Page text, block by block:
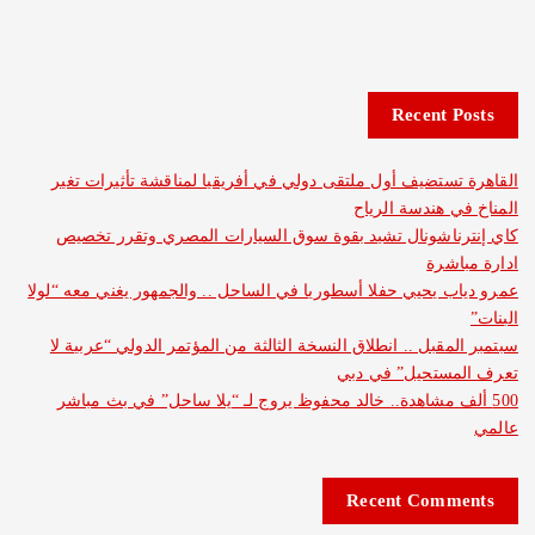
Recent
أول ملتقى دولي في أفريقيا لمناقشة تأثيرات تغير
هندسة الرياح
تشيد بقوة سوق السيارات المصري وتقرر تخصيص
يحيي حفلا أسطوريا في الساحل .. والجمهور يغني معه “لولا
.. انطلاق النسخة الثالثة من المؤتمر الدولي “عربية لا
في دبي
مشاهدة.. خالد محفوظ يروج لـ “يلا ساحل” في بث مباشر
Recent